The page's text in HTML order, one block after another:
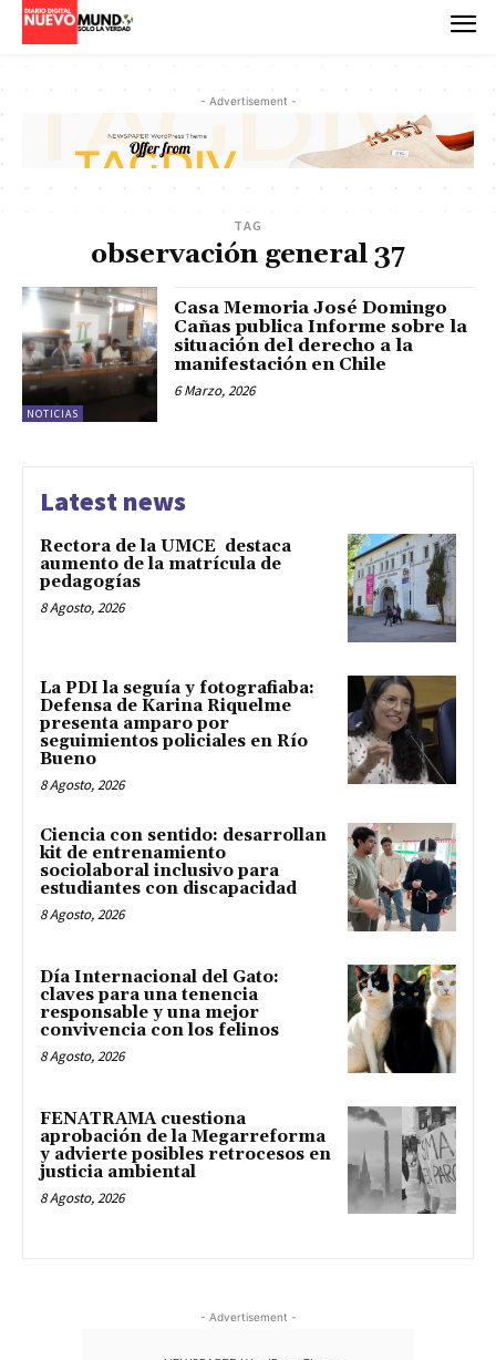
- Advertisement -
TAG
observación general 37
NOTICIAS
Casa Memoria José Domingo
Cañas publica Informe sobre la
situación del derecho a la
manifestación en Chile
6 Marzo, 2026
Latest news
Rectora de la UMCE destaca
aumento de la matrícula de
pedagogías
8 Agosto, 2026
La PDI la seguía y fotografiaba:
Defensa de Karina Riquelme
presenta amparo por
seguimientos policiales en Río
Bueno
8 Agosto, 2026
Ciencia con sentido: desarrollan
kit de entrenamiento
sociolaboral inclusivo para
estudiantes con discapacidad
8 Agosto, 2026
Día Internacional del Gato:
claves para una tenencia
responsable y una mejor
convivencia con los felinos
8 Agosto, 2026
FENATRAMA cuestiona
aprobación de la Megarreforma
y advierte posibles retrocesos en
justicia ambiental
8 Agosto, 2026
- Advertisement -